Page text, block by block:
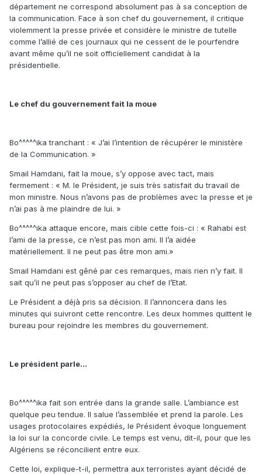
département ne correspond absolument pas à sa conception de
la communication. Face à son chef du gouvernement, il critique
violemment la presse privée et considère le ministre de tutelle
comme l’allié de ces journaux qui ne cessent de le pourfendre
avant même qu’il ne soit officiellement candidat à la
présidentielle.
Le chef du gouvernement fait la moue
Bo^^^^^ika tranchant : « J’ai l’intention de récupérer le ministère
de la Communication. »
Smail Hamdani, fait la moue, s’y oppose avec tact, mais
fermement : « M. le Président, je suis très satisfait du travail de
mon ministre. Nous n’avons pas de problèmes avec la presse et je
n’ai pas à me plaindre de lui. »
Bo^^^^^ika attaque encore, mais cible cette fois-ci : « Rahabi est
l’ami de la presse, ce n’est pas mon ami. Il l’a aidée
matériellement. Il ne peut pas être mon ami.»
Smail Hamdani est gêné par ces remarques, mais rien n’y fait. Il
sait qu’il ne peut pas s’opposer au chef de l’Etat.
Le Président a déjà pris sa décision. Il l’annoncera dans les
minutes qui suivront cette rencontre. Les deux hommes quittent le
bureau pour rejoindre les membres du gouvernement.
Le président parle...
Bo^^^^^ika fait son entrée dans la grande salle. L’ambiance est
quelque peu tendue. Il salue l’assemblée et prend la parole. Les
usages protocolaires expédiés, le Président évoque longuement
la loi sur la concorde civile. Le temps est venu, dit-il, pour que les
Algériens se réconcilient entre eux.
Cette loi, explique-t-il, permettra aux terroristes ayant décidé de